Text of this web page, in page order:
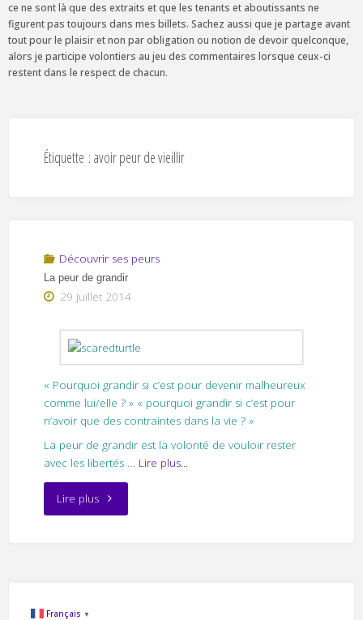
ce ne sont là que des extraits et que les tenants et aboutissants ne
figurent pas toujours dans mes billets. Sachez aussi que je partage avant
tout pour le plaisir et non par obligation ou notion de devoir quelconque,
alors je participe volontiers au jeu des commentaires lorsque ceux-ci
restent dans le respect de chacun.
Étiquette : avoir peur de vieillir
Découvrir ses peurs
La peur de grandir
29 juillet 2014
« Pourquoi grandir si c’est pour devenir malheureux
comme lui/elle ? » « pourquoi grandir si c’est pour
n’avoir que des contraintes dans la vie ? »
La peur de grandir est la volonté de vouloir rester
avec les libertés … Lire plus...
Lire plus"La
Français ▼